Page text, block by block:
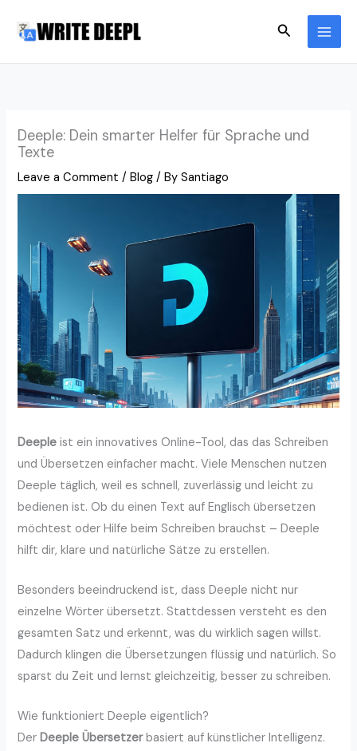
Search
Deeple: Dein smarter Helfer für Sprache und
Texte
Leave a Comment /Blog / BySantiago
Deeple ist ein innovatives Online-Tool, das das Schreiben
und Übersetzen einfacher macht. Viele Menschen nutzen
Deeple täglich, weil es schnell, zuverlässig und leicht zu
bedienen ist. Ob du einen Text auf Englisch übersetzen
möchtest oder Hilfe beim Schreiben brauchst – Deeple
hilft dir, klare und natürliche Sätze zu erstellen.
Besonders beeindruckend ist, dass Deeple nicht nur
einzelne Wörter übersetzt. Stattdessen versteht es den
gesamten Satz und erkennt, was du wirklich sagen willst.
Dadurch klingen die Übersetzungen flüssig und natürlich. So
sparst du Zeit und lernst gleichzeitig, besser zu schreiben.
Wie funktioniert Deeple eigentlich?
DerDeeple Übersetzerbasiert auf künstlicher Intelligenz.